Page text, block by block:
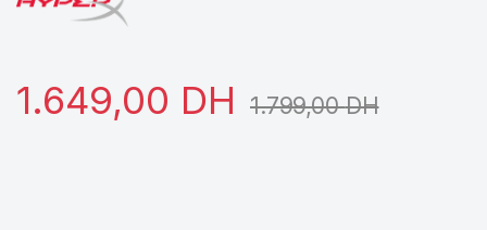
1.649,00 DH 1.799,00DH